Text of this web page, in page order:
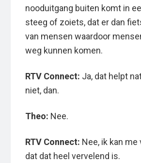
nooduitgang buiten komt in
steeg of zoiets, dat er dan
van mensen waardoor
weg kunnen komen.
RTV Connect: Ja, dat helpt
niet, dan.
Theo: Nee.
RTV Connect: Nee, ik kan
dat dat heel vervelend is.